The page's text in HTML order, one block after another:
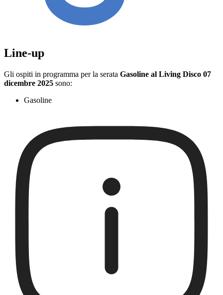
Line-up
Gli ospiti in programma per la serata Gasoline al Living Disco 07
dicembre 2025 sono:
Gasoline